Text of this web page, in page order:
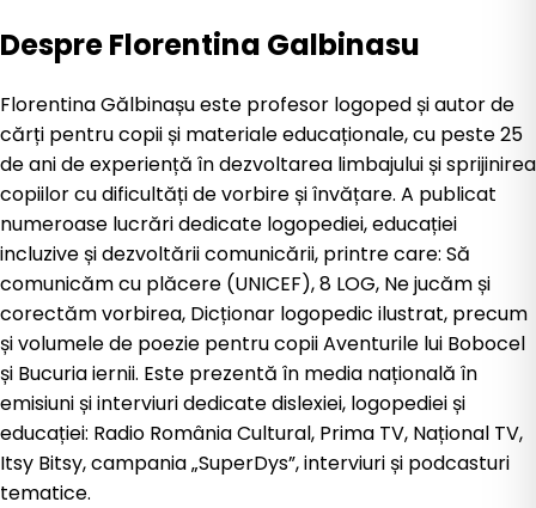
DespreFlorentina Galbinasu
Florentina Gălbinașu este profesor logoped și autor de
cărți pentru copii și materiale educaționale, cu peste 25
de ani de experiență în dezvoltarea limbajului și sprijinirea
copiilor cu dificultăți de vorbire și învățare. A publicat
numeroase lucrări dedicate logopediei, educației
incluzive și dezvoltării comunicării, printre care: Să
comunicăm cu plăcere (UNICEF), 8 LOG, Ne jucăm și
corectăm vorbirea, Dicționar logopedic ilustrat, precum
și volumele de poezie pentru copii Aventurile lui Bobocel
și Bucuria iernii. Este prezentă în media națională în
emisiuni și interviuri dedicate dislexiei, logopediei și
educației: Radio România Cultural, Prima TV, Național TV,
Itsy Bitsy, campania „SuperDys”, interviuri și podcasturi
tematice.